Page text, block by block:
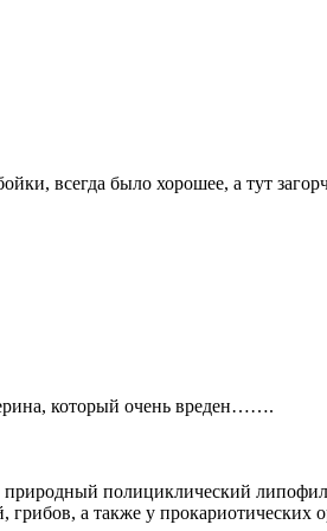
всегда было хорошее, а тут
который очень вреден…….
природный полициклический
грибов, а также у прокариотических